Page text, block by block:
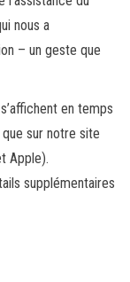
nous a
– un geste que
en temps
que sur notre site
Apple).
supplémentaires